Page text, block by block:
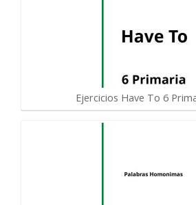
Ejercicios Have To 6